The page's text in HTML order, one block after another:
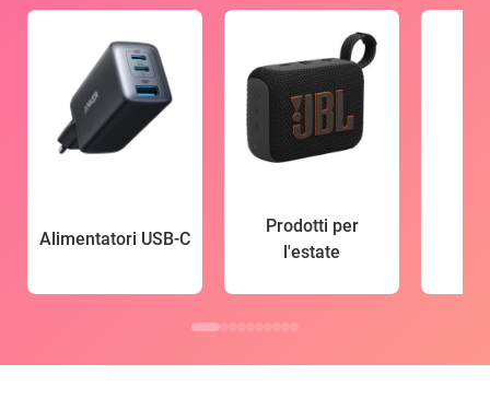
Alimentatori USB-C
Prodotti per
l'estate